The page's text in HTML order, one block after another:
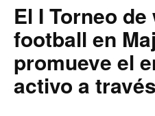
El I Torneo
football en
promueve el
activo a